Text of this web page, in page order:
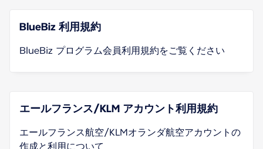
BlueBiz 利用規約
BlueBiz プログラム会員利用規約をご覧ください
エールフランス/KLM アカウント利用規約
エールフランス航空/KLMオランダ航空アカウントの
作成と利用について